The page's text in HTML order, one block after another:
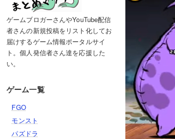
ゲームブロガーさんやYouTube配信
者さんの新規投稿をリスト化してお
届けするゲーム情報ポータルサイ
ト。個人発信者さん達を応援した
い。
ゲーム一覧
FGO
モンスト
パズドラ